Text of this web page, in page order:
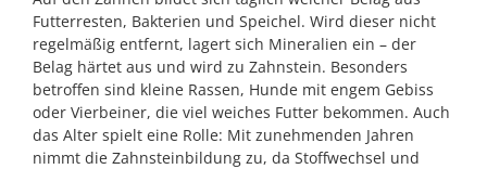
Futterresten, Bakterien und Speichel. Wird dieser nicht
regelmäßig entfernt, lagert sich Mineralien ein – der
Belag härtet aus und wird zu Zahnstein. Besonders
betroffen sind kleine Rassen, Hunde mit engem Gebiss
oder Vierbeiner, die viel weiches Futter bekommen. Auch
das Alter spielt eine Rolle: Mit zunehmenden Jahren
nimmt die Zahnsteinbildung zu, da Stoffwechsel und